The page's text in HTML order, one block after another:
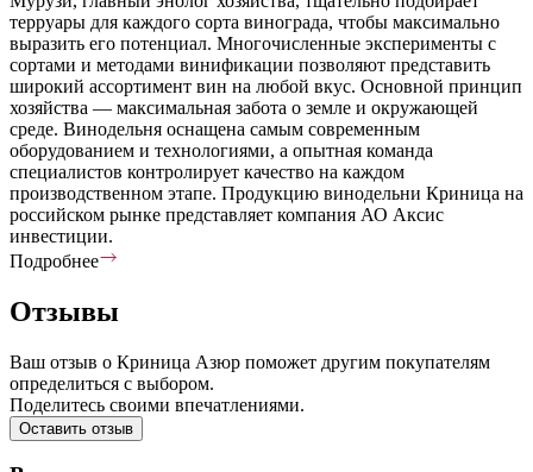
терруары для каждого сорта винограда, чтобы максимально
выразить его потенциал. Многочисленные эксперименты с
сортами и методами винификации позволяют представить
широкий ассортимент вин на любой вкус. Основной принцип
хозяйства — максимальная забота о земле и окружающей
среде. Винодельня оснащена самым современным
оборудованием и технологиями, а опытная команда
специалистов контролирует качество на каждом
производственном этапе. Продукцию винодельни Криница на
российском рынке представляет компания АО Аксис
инвестиции.
Подробнее
Отзывы
Ваш отзыв о Криница Азюр поможет другим покупателям
определиться с выбором.
Поделитесь своими впечатлениями.
Оставить отзыв